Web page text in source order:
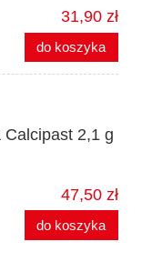
31,90 zł
do koszyka
2,1 g
47,50 zł
do koszyka